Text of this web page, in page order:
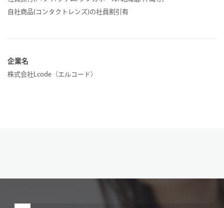
自社商品(コンタクトレンズ)の社員割引有
企業名
株式会社Lcode（エルコード）